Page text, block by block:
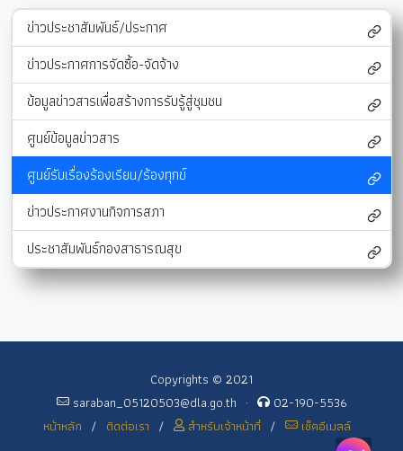
ข่าวประชาสัมพันธ์/ประกาศ
ข่าวประกาศการจัดซื้อ-จัดจ้าง
ข้อมูลข่าวสารเพื่อสร้างการรับรู้สู่ชุมชน
ศูนย์ข้อมูลข่าวสาร
ศูนย์รับเรื่องร้องเรียน/ร้องทุกข์
ข่าวประกาศงานกิจการสภา
ประชาสัมพันธ์กองสาธารณสุข
Copyrights © 2021
saraban_05120503@dla.go.th ·
02-190-5536
หน้าหลัก / ติดต่อเรา / สำหรับเจ้าหน้าที่ / เช็คอีเมลล์